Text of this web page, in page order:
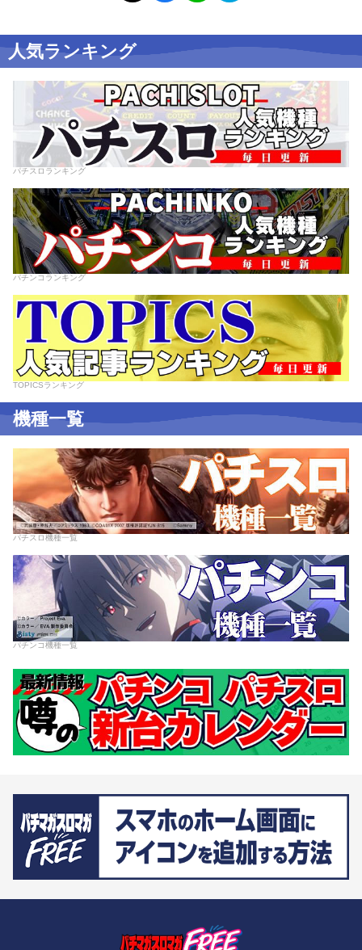
人気ランキング
パチスロランキング
パチンコランキング
TOPICSランキング
機種一覧
パチスロ機種一覧
パチンコ機種一覧